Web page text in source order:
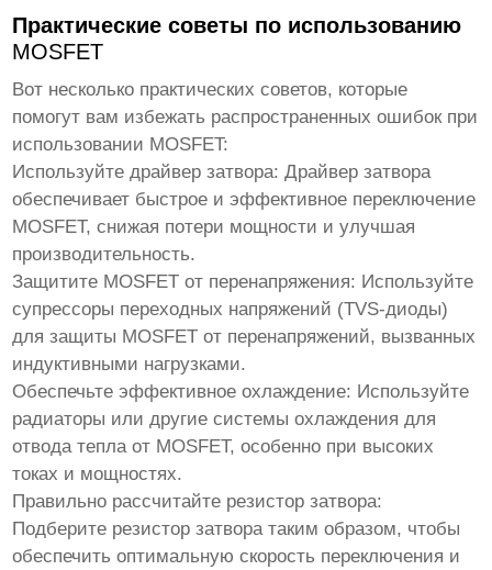
Практические советы по использованию
MOSFET
Вот несколько практических советов, которые
помогут вам избежать распространенных ошибок при
использовании MOSFET:
Используйте драйвер затвора: Драйвер затвора
обеспечивает быстрое и эффективное переключение
MOSFET, снижая потери мощности и улучшая
производительность.
Защитите MOSFET от перенапряжения: Используйте
супрессоры переходных напряжений (TVS-диоды)
для защиты MOSFET от перенапряжений, вызванных
индуктивными нагрузками.
Обеспечьте эффективное охлаждение: Используйте
радиаторы или другие системы охлаждения для
отвода тепла от MOSFET, особенно при высоких
токах и мощностях.
Правильно рассчитайте резистор затвора:
Подберите резистор затвора таким образом, чтобы
обеспечить оптимальную скорость переключения и